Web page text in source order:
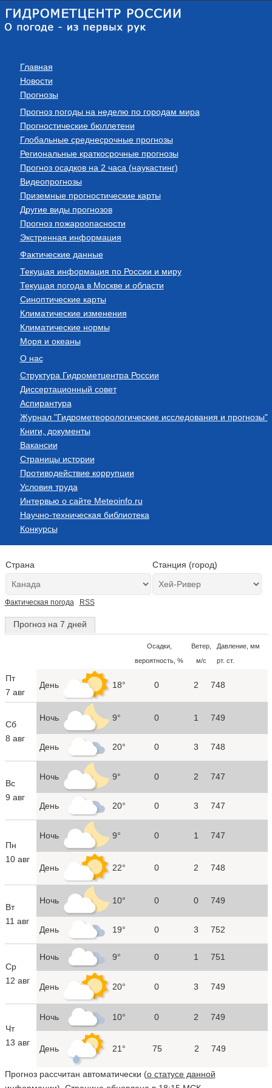
Главная
Новости
Прогнозы
Прогноз погоды на неделю по городам мира
Прогностические бюллетени
Глобальные среднесрочные прогнозы
Региональные краткосрочные прогнозы
Прогноз осадков на 2 часа (наукастинг)
Видеопрогнозы
Приземные прогностические карты
Другие виды прогнозов
Прогноз пожароопасности
Экстренная информация
Фактические данные
Текущая информация по России и миру
Текущая погода в Москве и области
Синоптические карты
Климатические изменения
Климатические нормы
Моря и океаны
О нас
Структура Гидрометцентра России
Диссертационный совет
Аспирантура
Журнал "Гидрометеорологические исследования и прогнозы"
Книги, документы
Вакансии
Страницы истории
Противодействие коррупции
Условия труда
Интервью о сайте Meteoinfo.ru
Научно-техническая библиотека
Конкурсы
Страна Станция (город)
Фактическая погода RSS
Прогноз на 7 дней
Осадки,
вероятность, %
Ветер,
м/с
Давление, мм
рт. ст.
Пт
7 авг
День 18° 0 2 748
Сб
8 авг
Ночь 9° 0 1 749
День 20° 0 3 748
Вс
9 авг
Ночь 9° 0 2 747
День 20° 0 3 747
Пн
10 авг
Ночь 9° 0 1 747
День 22° 0 2 748
Вт
11 авг
Ночь 10° 0 0 749
День 19° 0 3 752
Ср
12 авг
Ночь 9° 0 1 751
День 20° 0 3 749
Чт
13 авг
Ночь 10° 0 2 749
День 21° 75 2 749
Прогноз рассчитан автоматически (о статусе данной